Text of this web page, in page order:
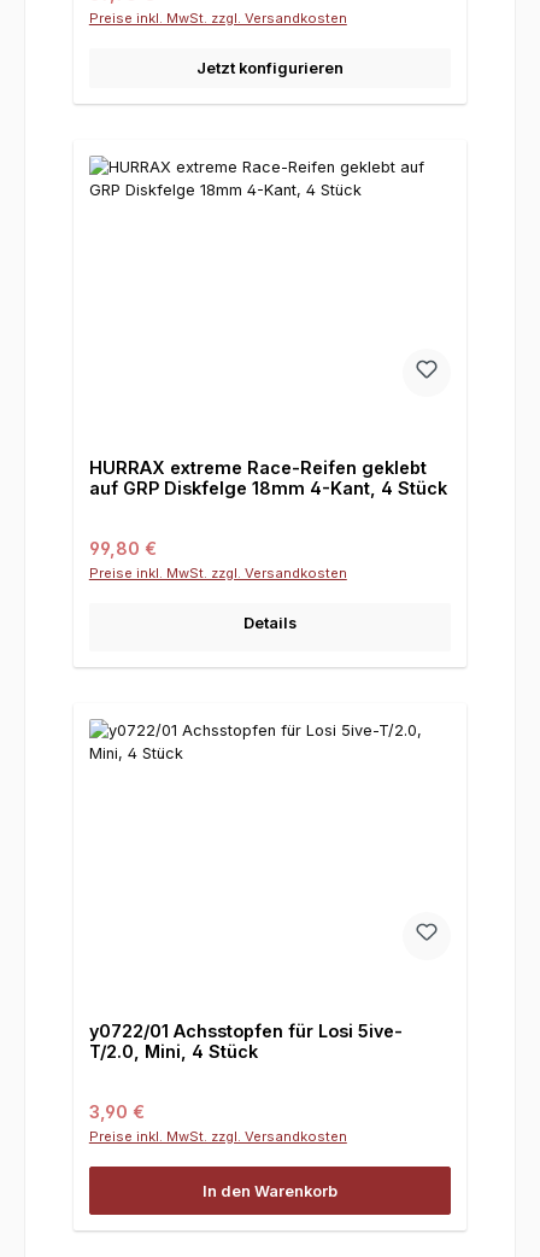
Preise inkl. MwSt. zzgl. Versandkosten
Jetzt konfigurieren
HURRAX extreme Race-Reifen geklebt
auf GRP Diskfelge 18mm 4-Kant, 4 Stück
Regulärer Preis:
99,80 €
Preise inkl. MwSt. zzgl. Versandkosten
Details
y0722/01 Achsstopfen für Losi 5ive-
T/2.0, Mini, 4 Stück
Regulärer Preis:
3,90 €
Preise inkl. MwSt. zzgl. Versandkosten
In den Warenkorb